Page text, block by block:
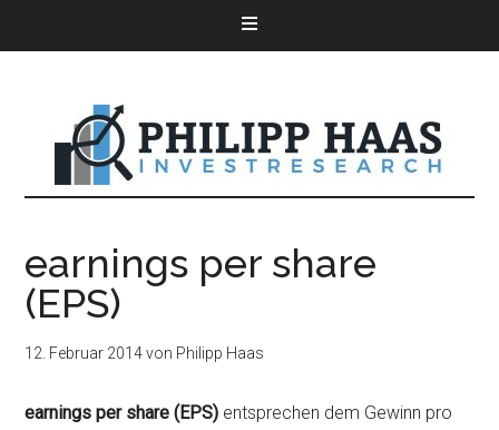
earnings per share
(EPS)
12. Februar 2014von Philipp Haas
earnings per share (EPS) entsprechen dem Gewinn pro